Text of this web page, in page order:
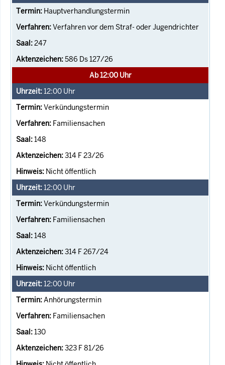
Hauptverhandlungstermin
Verfahren vor dem Straf- oder Jugendrichter
247
586 Ds 127/26
Ab 12:00 Uhr
12:00 Uhr
Verkündungstermin
Familiensachen
148
314 F 23/26
Nicht öffentlich
12:00 Uhr
Verkündungstermin
Familiensachen
148
314 F 267/24
Nicht öffentlich
12:00 Uhr
Anhörungstermin
Familiensachen
130
323 F 81/26